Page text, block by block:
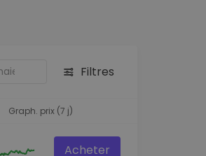
pour
Filtres
Graph. prix (7 j)
Acheter